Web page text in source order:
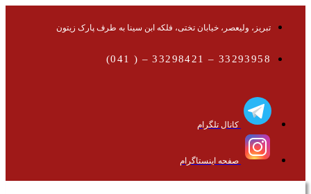
تبریز، ولیعصر، خیابان تختی، فلکه ابن سینا به طرف پارک زیتون
33293958 – 33298421 – ( 041)
کانال تلگرام
صفحه اینستاگرام